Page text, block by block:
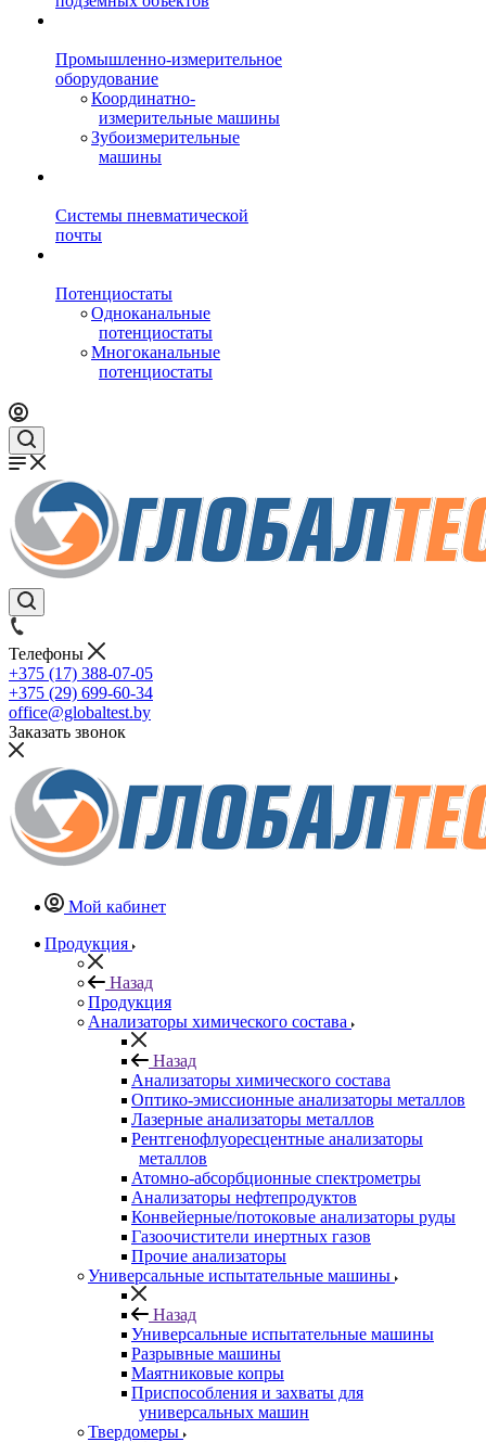
Промышленно-измерительное
оборудование
Координатно-
измерительные машины
Зубоизмерительные
машины
Системы пневматической
почты
Потенциостаты
Одноканальные
потенциостаты
Многоканальные
потенциостаты
Телефоны
+375 (17) 388-07-05
+375 (29) 699-60-34
office@globaltest.by
Заказать звонок
Мой кабинет
Продукция
Назад
Продукция
Анализаторы химического состава
Назад
Анализаторы химического состава
Оптико-эмиссионные анализаторы металлов
Лазерные анализаторы металлов
Рентгенофлуоресцентные анализаторы
металлов
Атомно-абсорбционные спектрометры
Анализаторы нефтепродуктов
Конвейерные/потоковые анализаторы руды
Газоочистители инертных газов
Прочие анализаторы
Универсальные испытательные машины
Назад
Универсальные испытательные машины
Разрывные машины
Маятниковые копры
Приспособления и захваты для
универсальных машин
Твердомеры